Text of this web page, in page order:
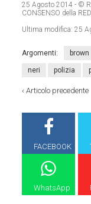
25 Agosto 2014 - ©
CONSENSO della
Ultima modifica:25
Argomenti: brown
neri polizia
‹Articolo precedente
FACEBOOK
WhatsApp